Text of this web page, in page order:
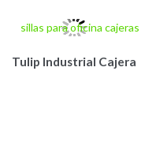
Tulip Industrial Cajera